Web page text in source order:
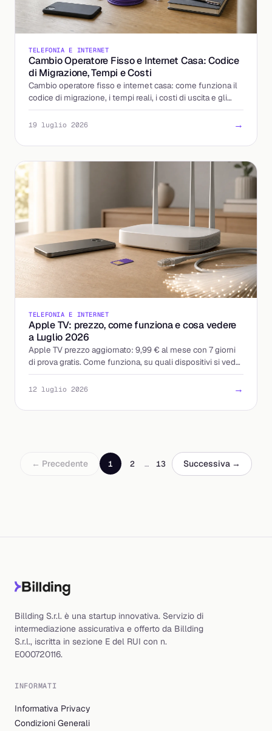
TELEFONIA E INTERNET
Cambio Operatore Fisso e Internet Casa: Codice
di Migrazione, Tempi e Costi
Cambio operatore fisso e internet casa: come funziona il
codice di migrazione, i tempi reali, i costi di uscita e gli
errori da evitare. La guida completa.
19 luglio 2026 →
TELEFONIA E INTERNET
Apple TV: prezzo, come funziona e cosa vedere
a Luglio 2026
Apple TV prezzo aggiornato: 9,99 € al mese con 7 giorni
di prova gratis. Come funziona, su quali dispositivi si vede
e i modi per pagarla meno.
12 luglio 2026 →
← Precedente 1 2 … 13 Successiva →
Billding S.r.l. è una startup innovativa. Servizio di
intermediazione assicurativa e offerto da Billding
S.r.l., iscritta in sezione E del RUI con n.
E000720116.
INFORMATI
Informativa Privacy
Condizioni Generali